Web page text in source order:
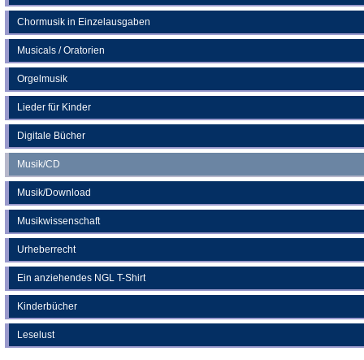
Chormusik in Einzelausgaben
Musicals / Oratorien
Orgelmusik
Lieder für Kinder
Digitale Bücher
Musik/CD
Musik/Download
Musikwissenschaft
Urheberrecht
Ein anziehendes NGL T-Shirt
Kinderbücher
Leselust